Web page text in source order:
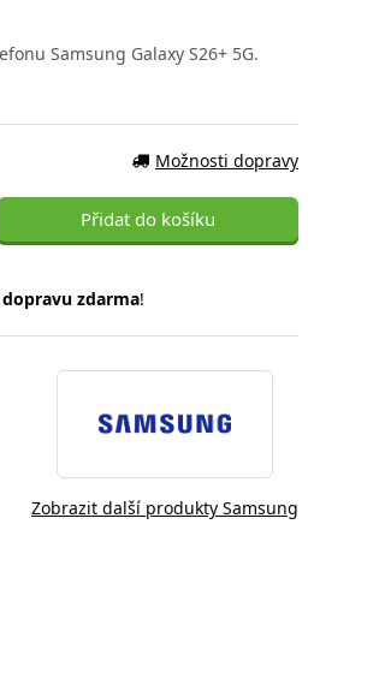
Samsung Galaxy S26+ 5G.
Možnosti dopravy
Přidat do košíku
dopravu zdarma!
Zobrazit další produkty Samsung